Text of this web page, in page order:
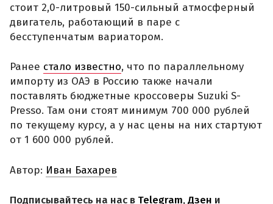
стоит 2,0-литровый 150-сильный атмосферный
двигатель, работающий в паре с
бесступенчатым вариатором.
Ранее стало известно, что по параллельному
импорту из ОАЭ в Россию также начали
поставлять бюджетные кроссоверы Suzuki S-
Presso. Там они стоят минимум 700 000 рублей
по текущему курсу, а у нас цены на них стартуют
от 1 600 000 рублей.
Автор: Иван Бахарев
Подписывайтесь на нас в Telegram,Дзен и